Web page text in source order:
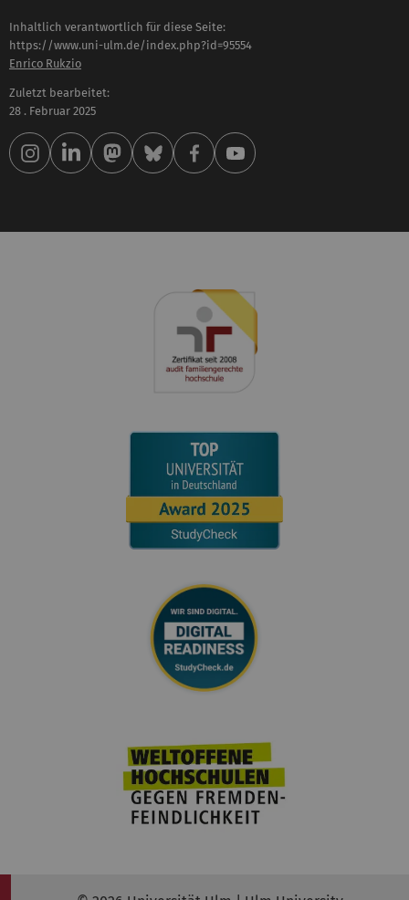
Inhaltlich verantwortlich für diese Seite:
https://www.uni-ulm.de/index.php?id=95554
Enrico Rukzio
Zuletzt bearbeitet:
28 . Februar 2025